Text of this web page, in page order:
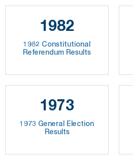
1982
1982 Constitutional
Referendum Results
1973
1973 General Election
Results